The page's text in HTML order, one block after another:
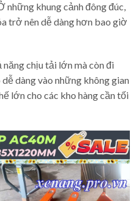
những khung cảnh đông đúc,
trở nên dễ dàng hơn bao giờ
chịu tải lớn mà còn đi
dàng vào những không gian
lớn cho các kho hàng cần tối